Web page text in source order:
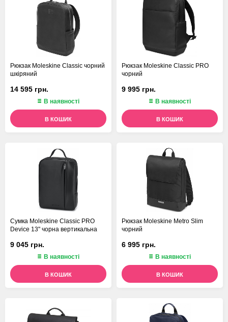
Рюкзак Moleskine Classic чорний
шкіряний
14 595 грн.
В наявності
В КОШИК
Рюкзак Moleskine Classic PRO
чорний
9 995 грн.
В наявності
В КОШИК
Сумка Moleskine Classic PRO
Device 13" чорна вертикальна
9 045 грн.
В наявності
В КОШИК
Рюкзак Moleskine Metro Slim
чорний
6 995 грн.
В наявності
В КОШИК